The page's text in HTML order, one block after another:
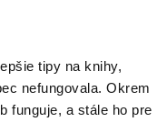
tipy na knihy,
nefungovala. Okrem
funguje, a stále ho pre